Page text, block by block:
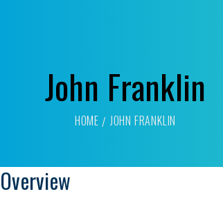
John Franklin
HOME JOHN FRANKLIN
Overview